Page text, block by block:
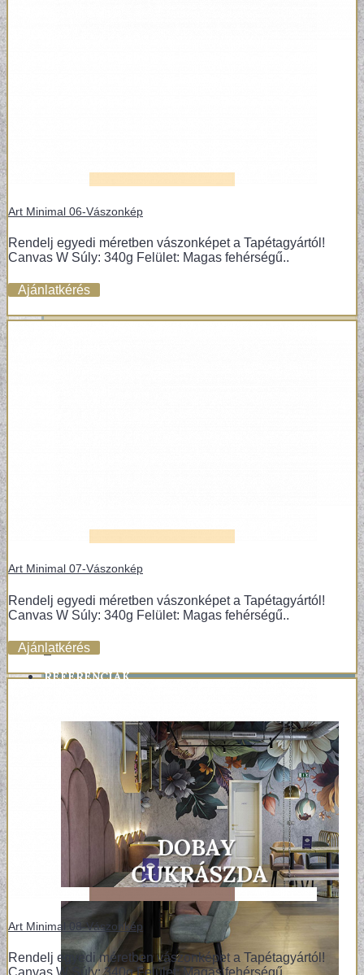
VINYL ÉS DESIGN PADLÓK
+
REFERENCIÁK
Art Minimal 06-Vászonkép
Rendelj egyedi méretben vászonképet a Tapétagyártól!
Canvas W Súly: 340g Felület: Magas fehérségű..
Ajánlatkérés
Art Minimal 07-Vászonkép
Rendelj egyedi méretben vászonképet a Tapétagyártól!
Canvas W Súly: 340g Felület: Magas fehérségű..
Ajánlatkérés
Art Minimal 08-Vászonkép
Rendelj egyedi méretben vászonképet a Tapétagyártól!